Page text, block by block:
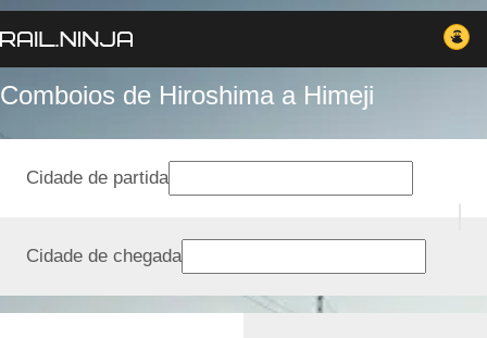
Comboios de Hiroshima a Himeji
Cidade de partida
Cidade de chegada